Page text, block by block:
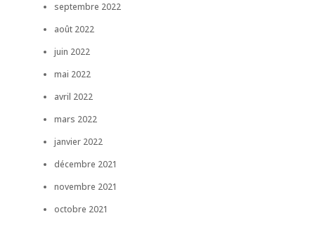
septembre 2022
août 2022
juin 2022
mai 2022
avril 2022
mars 2022
janvier 2022
décembre 2021
novembre 2021
octobre 2021